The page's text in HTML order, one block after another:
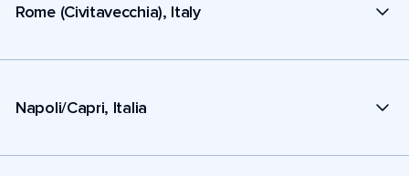
Rome (Civitavecchia), Italy
Napoli/Capri, Italia